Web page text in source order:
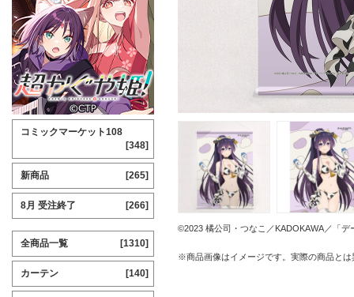
©2023 橘公司・つなこ／KADOKAWA／「
※商品画像はイメージです。実際の商品と
コミックマーケット108
[348]
新商品 [265]
8月 受注終了 [266]
全商品一覧 [1310]
カーテン [140]